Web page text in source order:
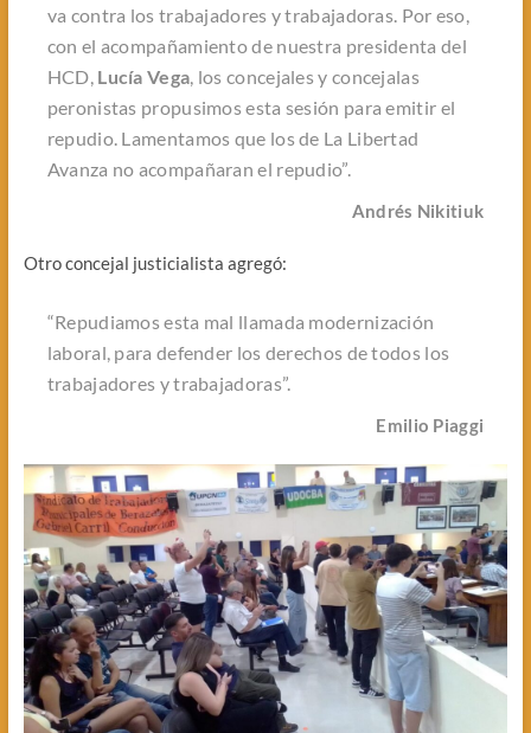
va contra los trabajadores y trabajadoras. Por eso,
con el acompañamiento de nuestra presidenta del
HCD, Lucía Vega, los concejales y concejalas
peronistas propusimos esta sesión para emitir el
repudio. Lamentamos que los de La Libertad
Avanza no acompañaran el repudio”.
Andrés Nikitiuk
Otro concejal justicialista agregó:
“Repudiamos esta mal llamada modernización
laboral, para defender los derechos de todos los
trabajadores y trabajadoras”.
Emilio Piaggi